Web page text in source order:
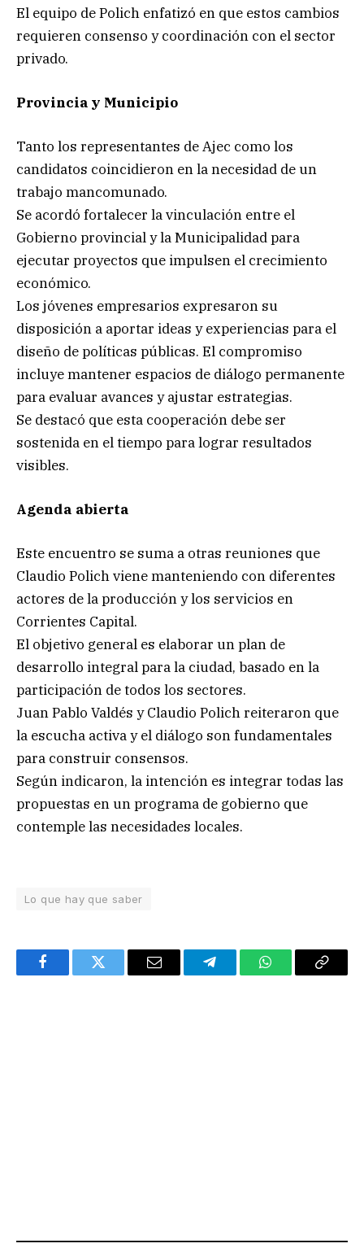
El equipo de Polich enfatizó en que estos cambios
requieren consenso y coordinación con el sector
privado.
Provincia y Municipio
Tanto los representantes de Ajec como los
candidatos coincidieron en la necesidad de un
trabajo mancomunado.
Se acordó fortalecer la vinculación entre el
Gobierno provincial y la Municipalidad para
ejecutar proyectos que impulsen el crecimiento
económico.
Los jóvenes empresarios expresaron su
disposición a aportar ideas y experiencias para el
diseño de políticas públicas. El compromiso
incluye mantener espacios de diálogo permanente
para evaluar avances y ajustar estrategias.
Se destacó que esta cooperación debe ser
sostenida en el tiempo para lograr resultados
visibles.
Agenda abierta
Este encuentro se suma a otras reuniones que
Claudio Polich viene manteniendo con diferentes
actores de la producción y los servicios en
Corrientes Capital.
El objetivo general es elaborar un plan de
desarrollo integral para la ciudad, basado en la
participación de todos los sectores.
Juan Pablo Valdés y Claudio Polich reiteraron que
la escucha activa y el diálogo son fundamentales
para construir consensos.
Según indicaron, la intención es integrar todas las
propuestas en un programa de gobierno que
contemple las necesidades locales.
Lo que hay que saber
FacebookTwitter Email TelegramWhatsAppCopy